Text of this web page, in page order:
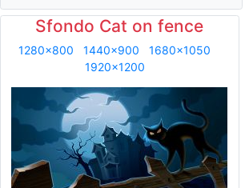
Sfondo Cat on fence
1280x800 1440x900
1680x1050
1920x1200